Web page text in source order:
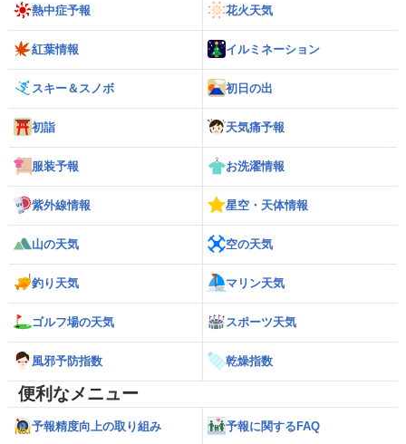
熱中症予報 花火天気
紅葉情報 イルミネーション
スキー＆スノボ 初日の出
初詣 天気痛予報
服装予報 お洗濯情報
紫外線情報 星空・天体情報
山の天気 空の天気
釣り天気 マリン天気
ゴルフ場の天気 スポーツ天気
風邪予防指数 乾燥指数
便利なメニュー
予報精度向上の取り組み 予報に関するFAQ